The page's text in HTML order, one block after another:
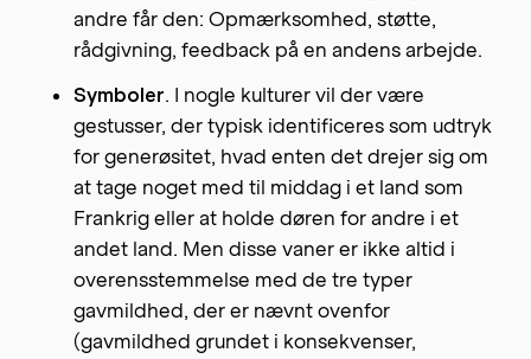
andre får den: Opmærksomhed, støtte,
rådgivning, feedback på en andens arbejde.
Symboler. I nogle kulturer vil der være
gestusser, der typisk identificeres som udtryk
for generøsitet, hvad enten det drejer sig om
at tage noget med til middag i et land som
Frankrig eller at holde døren for andre i et
andet land. Men disse vaner er ikke altid i
overensstemmelse med de tre typer
gavmildhed, der er nævnt ovenfor
(gavmildhed grundet i konsekvenser,